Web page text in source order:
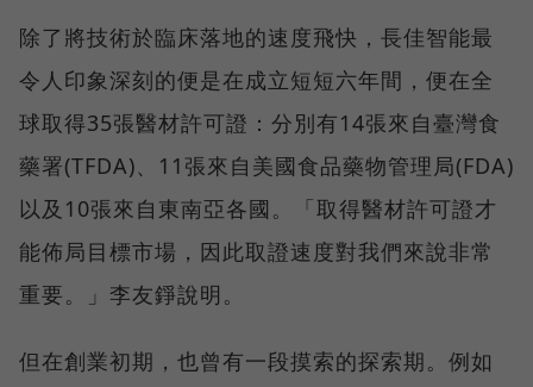
除了將技術於臨床落地的速度飛快，長佳智能最
令人印象深刻的便是在成立短短六年間，便在全
球取得35張醫材許可證：分別有14張來自臺灣食
藥署(TFDA)、11張來自美國食品藥物管理局(FDA)
以及10張來自東南亞各國。「取得醫材許可證才
能佈局目標市場，因此取證速度對我們來說非常
重要。」李友錚說明。
但在創業初期，也曾有一段摸索的探索期。例如